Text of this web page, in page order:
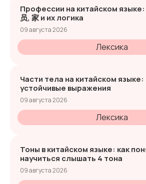
Профессии на китайском
员, 家 и их логика
09 августа 2026
Лексика
Части тела на китайском языке:
устойчивые выражения
09 августа 2026
Лексика
Тоны в китайском языке: как
научиться слышать 4 тона
09 августа 2026